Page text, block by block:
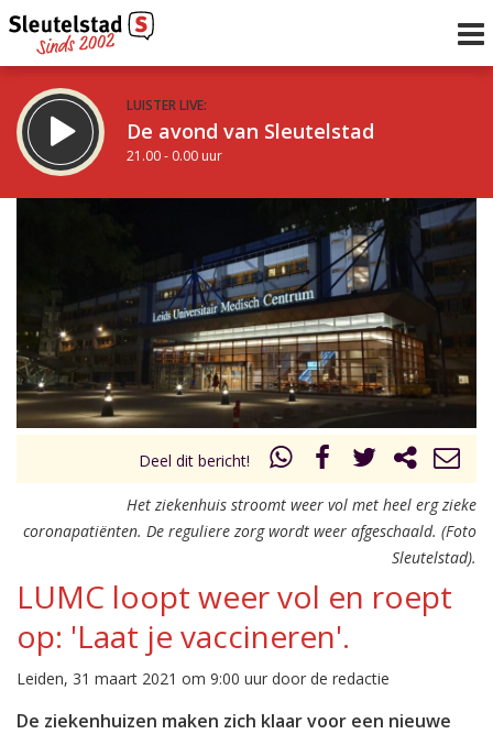
LUISTER LIVE:
De avond van Sleutelstad
21.00 - 0.00 uur
uur 1 van 0 Volgend uur
Deel dit bericht!
Het ziekenhuis stroomt weer vol met heel erg zieke
coronapatiënten. De reguliere zorg wordt weer afgeschaald. (Foto
Sleutelstad).
LUMC loopt weer vol en roept
op: 'Laat je vaccineren'.
Leiden, 31 maart 2021 om 9:00 uur door de redactie
De ziekenhuizen maken zich klaar voor een nieuwe